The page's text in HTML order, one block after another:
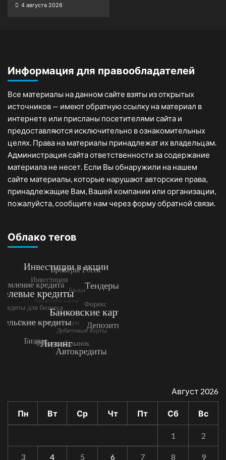
4 августа 2026
Информация для правообладателей
Все материалы на данном сайте взяты из открытых
источников — имеют обратную ссылку на материал в
интернете или присланы посетителями сайта и
предоставляются исключительно в ознакомительных
целях. Права на материалы принадлежат их владельцам.
Администрация сайта ответственности за содержание
материала не несет. Если Вы обнаружили на нашем
сайте материалы, которые нарушают авторские права,
принадлежащие Вам, Вашей компании или организации,
пожалуйста, сообщите нам через форму обратной связи.
Облако тегов
Август 2026
Пн Вт Ср Чт Пт Сб Вс
1 2
3 4 5 6 7 8 9